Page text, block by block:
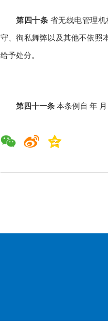
第四十条 省无线电管理
守、徇私舞弊以及其他不依照
给予处分。
第四十一条 本条例自 年 月